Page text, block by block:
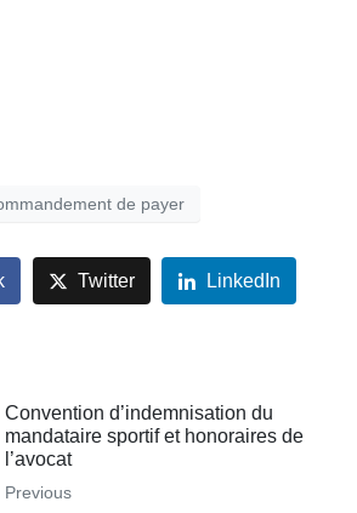
de payer
Twitter LinkedIn
Convention d’indemnisation du
mandataire sportif et honoraires de
l’avocat
Previous